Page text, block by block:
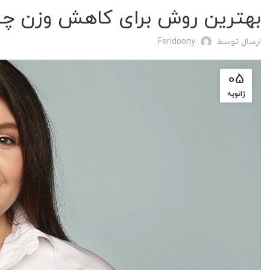
بهترین روش برای کاهش وزن
ارسال توسط Feridoony
05
ژانویه